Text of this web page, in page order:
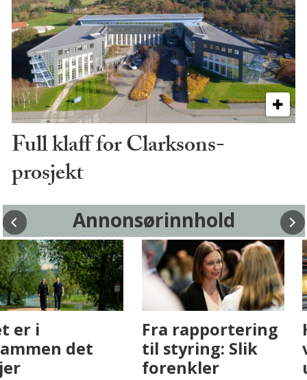
Full klaff for Clarksons-
prosjekt
Annonsørinnhold
Fenistra endrer
eiendomsbransjen
med AI. Slik ser vi
Det er i
Drammen det
skjer